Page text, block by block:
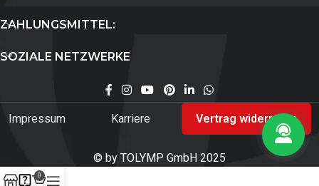
ZAHLUNGSMITTEL:
SOZIALE NETZWERKE
Impressum Karriere Vertrag widerrufen
© by TOLYMP GmbH 2025
0